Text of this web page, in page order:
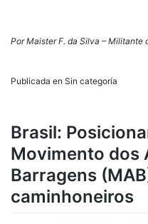
Por Maister F. da Silva – Militante
Publicada en Sin categoría
Brasil:
Movimento dos
Barragens
caminhoneiros